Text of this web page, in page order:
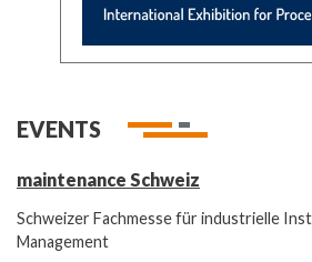
EVENTS
maintenance Schweiz
Schweizer Fachmesse für industrielle
Management